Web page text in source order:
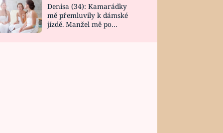
Denisa (34): Kamarádky
mě přemluvily k dámské
jízdě. Manžel mě po